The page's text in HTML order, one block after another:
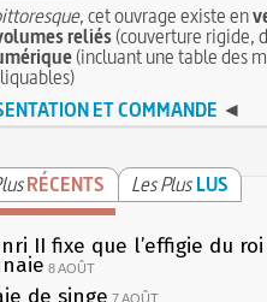
, cet ouvrage existe en
reliés(couverture rigide,
(incluant une table des
ET COMMANDE ◄
RÉCENTS Les Plus LUS
II fixe que l’effigie du
8 AOÛT
de singe 7 AOÛT